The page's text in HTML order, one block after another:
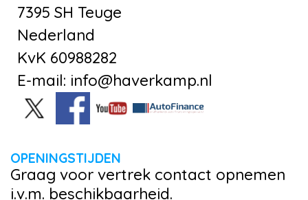
7395 SH Teuge
Nederland
KvK 60988282
E-mail: info@haverkamp.nl
OPENINGSTIJDEN
Graag voor vertrek contact opnemen
i.v.m. beschikbaarheid.